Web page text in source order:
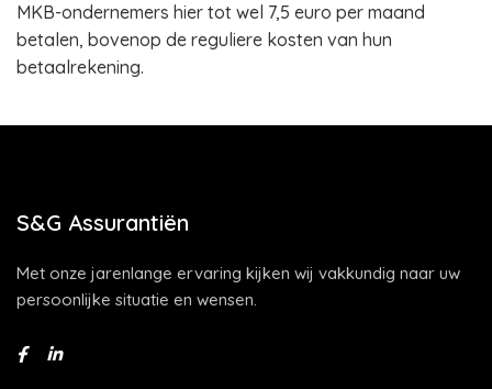
MKB-ondernemers hier tot wel 7,5 euro per maand
betalen, bovenop de reguliere kosten van hun
betaalrekening.
S&G Assurantiën
Met onze jarenlange ervaring kijken wij vakkundig naar uw
persoonlijke situatie en wensen.